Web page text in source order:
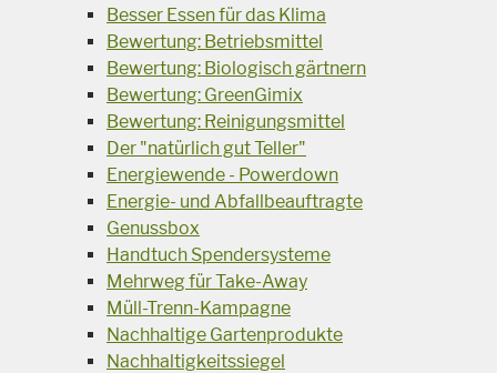
Besser Essen für das Klima
Bewertung: Betriebsmittel
Bewertung: Biologisch gärtnern
Bewertung: GreenGimix
Bewertung: Reinigungsmittel
Der "natürlich gut Teller"
Energiewende - Powerdown
Energie- und Abfallbeauftragte
Genussbox
Handtuch Spendersysteme
Mehrweg für Take-Away
Müll-Trenn-Kampagne
Nachhaltige Gartenprodukte
Nachhaltigkeitssiegel